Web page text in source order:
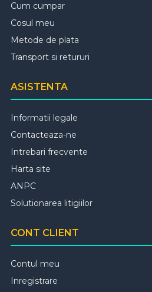
Cum cumpar
Cosul meu
Metode de plata
Transport si retururi
ASISTENTA
Informatii legale
Contacteaza-ne
Intrebari frecvente
Harta site
ANPC
Solutionarea litigiilor
CONT CLIENT
Contul meu
Inregistrare